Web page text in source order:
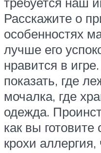
Расскажите о
особенностях
лучше его
нравится в
показать, где
мочалка, где
одежда.
как вы
крохи